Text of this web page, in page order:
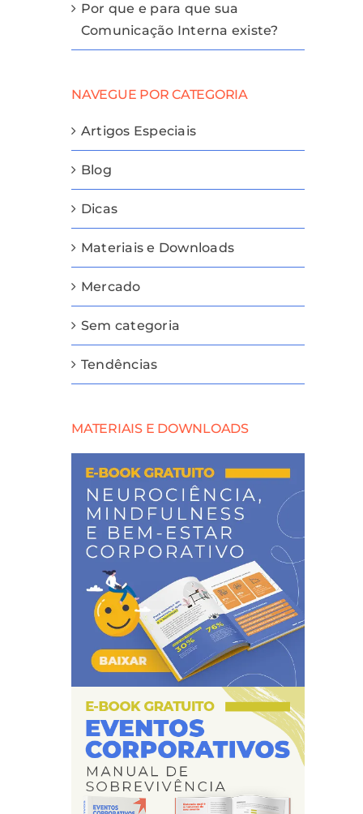
Por que e para que sua
Comunicação Interna existe?
NAVEGUE POR CATEGORIA
Artigos Especiais
Blog
Dicas
Materiais e Downloads
Mercado
Sem categoria
Tendências
MATERIAIS E DOWNLOADS